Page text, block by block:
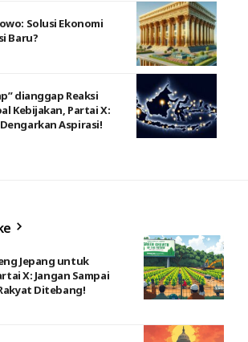
Solusi Ekonomi
Baru?
dianggap Reaksi
Kebijakan, Partai X:
Aspirasi!
Jepang untuk
X: Jangan Sampai
Ditebang!